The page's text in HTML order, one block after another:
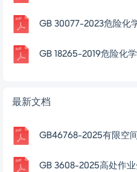
GB 30077-2023危险化
GB 18265-2019危险化
最新文档
GB46768-2025有限空
GB 3608-2025高处作业